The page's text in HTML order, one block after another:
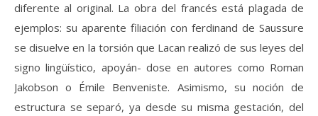
diferente al original. La obra del francés está plagada de
ejemplos: su aparente filiación con ferdinand de Saussure
se disuelve en la torsión que Lacan realizó de sus leyes del
signo lingüístico, apoyán- dose en autores como Roman
Jakobson o Émile Benveniste. Asimismo, su noción de
estructura se separó, ya desde su misma gestación, del